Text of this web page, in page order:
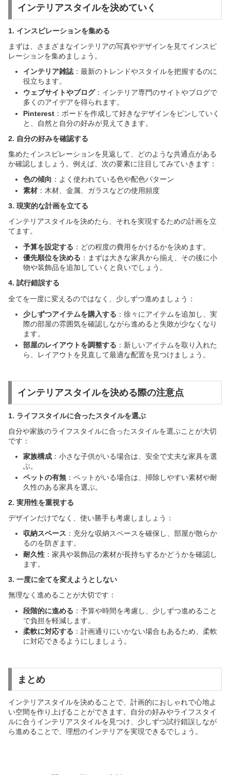
インテリアスタイルを決めていく
1. インスピレーションを集める
まずは、さまざまなインテリアの写真やデザインを見てインスピ
レーションを集めましょう。
インテリア雑誌：最新のトレンドやスタイルを把握するのに
役立ちます。
ウェブサイトやブログ：インテリア専門のサイトやブログで
多くのアイデアを得られます。
Pinterest：ボードを作成して好きなデザインをピンしていく
と、自然と自分の好みが見えてきます。
2. 自分の好みを確認する
集めたインスピレーションを見返して、どのような共通点がある
か確認しましょう。例えば、次の要素に注目してみていきます：
色の傾向 ：よく使われている色や配色パターン
素材：木材、金属、ガラスなどの使用頻度
3. 現実的な計画を立てる
インテリアスタイルを決めたら、それを実現するための計画を立
てます。
予算を設定する ：どの程度の費用をかけるかを決めます。
優先順位を決める ：まずは大きな家具から揃え、その後に小
物や装飾品を追加していくと良いでしょう。
4. 試行錯誤する
全てを一度に変えるのではなく、少しずつ進めましょう：
少しずつアイテムを購入する ：徐々にアイテムを追加し、実
際の部屋の雰囲気を確認しながら進めると失敗が少なくなり
ます。
部屋のレイアウトを調整する ：新しいアイテムを取り入れた
ら、レイアウトを見直して最適な配置を見つけましょう。
インテリアスタイルを決める際の注意点
1. ライフスタイルに合ったスタイルを選ぶ
自分や家族のライフスタイルに合ったスタイルを選ぶことが大切
です：
家族構成：小さな子供がいる場合は、安全で丈夫な家具を選
ぶ。
ペットの有無：ペットがいる場合は、掃除しやすい素材や耐
久性のある家具を選ぶ。
2. 実用性を重視する
デザインだけでなく、使い勝手も考慮しましょう：
収納スペース ：充分な収納スペースを確保し、部屋が散らか
るのを防ぎます。
耐久性：家具や装飾品の素材が長持ちするかどうかを確認し
ます。
3. 一度に全てを変えようとしない
無理なく進めることが大切です：
段階的に進める ：予算や時間を考慮し、少しずつ進めること
で負担を軽減します。
柔軟に対応する ：計画通りにいかない場合もあるため、柔軟
に対応できるようにしましょう。
まとめ
インテリアスタイルを決めることで、計画的におしゃれで心地よ
い空間を作り上げることができます。自分の好みやライフスタイ
ルに合うインテリアスタイルを見つけ、少しずつ試行錯誤しなが
ら進めることで、理想のインテリアを実現できるでしょう。